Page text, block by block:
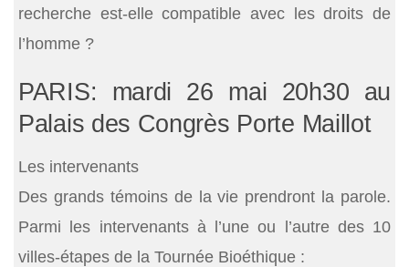
recherche est-elle compatible avec les droits de
l’homme ?
PARIS: mardi 26 mai 20h30 au
Palais des Congrès Porte Maillot
Les intervenants
Des grands témoins de la vie prendront la parole.
Parmi les intervenants à l’une ou l’autre des 10
villes-étapes de la Tournée Bioéthique :